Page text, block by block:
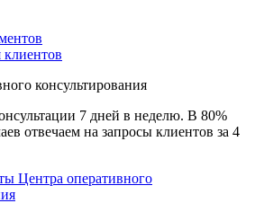
консультирования
7 дней в неделю. В 80%
отвечаем на запросы клиентов за 4
Центра оперативного